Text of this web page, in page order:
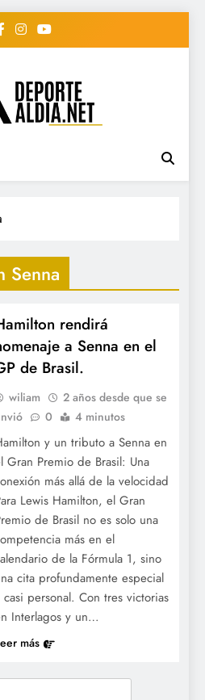
AL DIA •
Deportivo
#deportealdiaperiodico
Senna
rendirá
a Senna en el
de Brasil.
wiliam
2 años desde que se
0 4 minutos
y un tributo a Senna en
Gran Premio de Brasil: Una
más allá de la velocidad
Lewis Hamilton, el Gran
de Brasil no es solo una
más en el
de la Fórmula 1, sino
cita profundamente especial
casi personal. Con tres victorias
Interlagos y un…
más